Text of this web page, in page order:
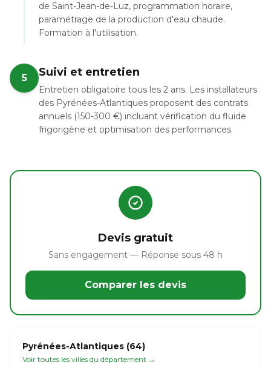
de Saint-Jean-de-Luz, programmation horaire,
paramétrage de la production d'eau chaude.
Formation à l'utilisation.
5 Suivi et entretien
Entretien obligatoire tous les 2 ans. Les installateurs
des Pyrénées-Atlantiques proposent des contrats
annuels (150-300 €) incluant vérification du fluide
frigorigène et optimisation des performances.
Devis gratuit
Sans engagement — Réponse sous 48 h
Comparer les devis
Pyrénées-Atlantiques (64)
Voir toutes les villes du département →